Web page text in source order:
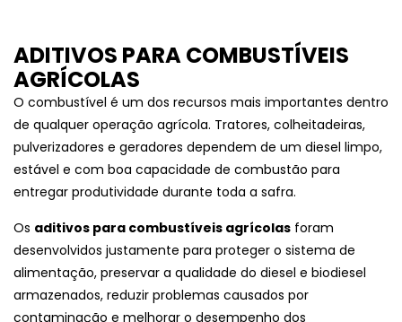
ADITIVOS PARA COMBUSTÍVEIS
AGRÍCOLAS
O combustível é um dos recursos mais importantes dentro
de qualquer operação agrícola. Tratores, colheitadeiras,
pulverizadores e geradores dependem de um diesel limpo,
estável e com boa capacidade de combustão para
entregar produtividade durante toda a safra.
Os aditivos para combustíveis agrícolas foram
desenvolvidos justamente para proteger o sistema de
alimentação, preservar a qualidade do diesel e biodiesel
armazenados, reduzir problemas causados por
contaminação e melhorar o desempenho dos